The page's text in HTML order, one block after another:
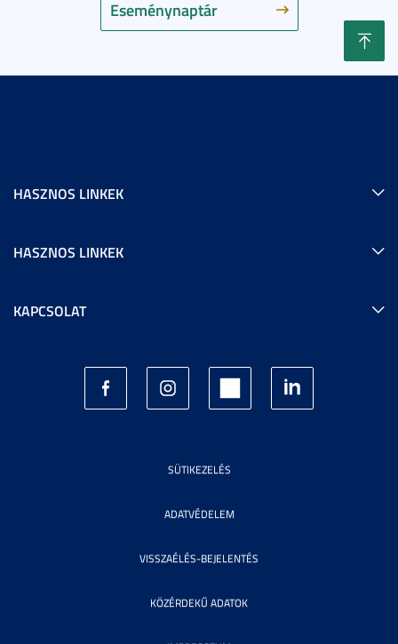
Eseménynaptár
HASZNOS LINKEK
HASZNOS LINKEK
KAPCSOLAT
SÜTIKEZELÉS
ADATVÉDELEM
VISSZAÉLÉS-BEJELENTÉS
KÖZÉRDEKŰ ADATOK